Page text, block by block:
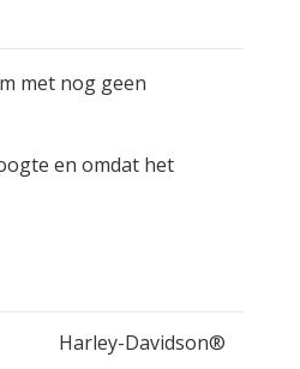
met nog geen
en omdat het
Harley-Davidson®